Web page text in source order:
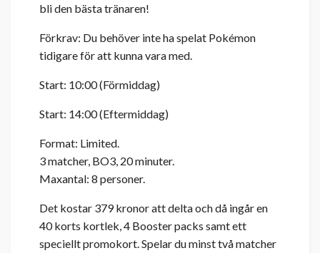
bli den bästa tränaren!
Förkrav: Du behöver inte ha spelat Pokémon
tidigare för att kunna vara med.
Start: 10:00 (Förmiddag)
Start: 14:00 (Eftermiddag)
Format: Limited.
3 matcher, BO3, 20 minuter.
Maxantal: 8 personer.
Det kostar 379 kronor att delta och då ingår en
40 korts kortlek, 4 Booster packs samt ett
speciellt promokort. Spelar du minst två matcher